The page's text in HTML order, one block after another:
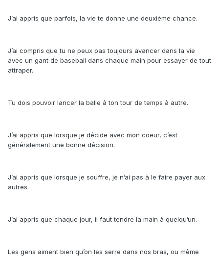
J’ai appris que parfois, la vie te donne une deuxième chance.
J’ai compris que tu ne peux pas toujours avancer dans la vie
avec un gant de baseball dans chaque main pour essayer de tout
attraper.
Tu dois pouvoir lancer la balle à ton tour de temps à autre.
J’ai appris que lorsque je décide avec mon coeur, c’est
généralement une bonne décision.
J’ai appris que lorsque je souffre, je n’ai pas à le faire payer aux
autres.
J’ai appris que chaque jour, il faut tendre la main à quelqu’un.
Les gens aiment bien qu’on les serre dans nos bras, ou même